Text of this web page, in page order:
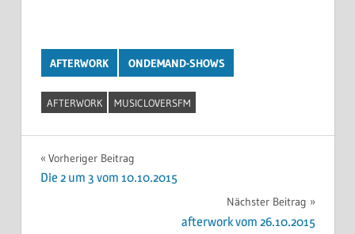
AFTERWORK ONDEMAND-SHOWS
AFTERWORK MUSICLOVERSFM
Beitragsnavigation
Vorheriger Beitrag
Die 2 um 3 vom 10.10.2015
Nächster Beitrag
afterwork vom 26.10.2015